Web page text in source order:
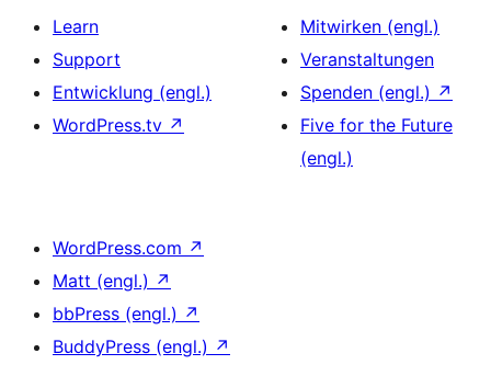
Learn
Support
Entwicklung (engl.)
WordPress.tv ↗
Mitwirken (engl.)
Veranstaltungen
Spenden (engl.) ↗
Five for the Future
(engl.)
WordPress.com ↗
Matt (engl.) ↗
bbPress (engl.) ↗
BuddyPress (engl.) ↗